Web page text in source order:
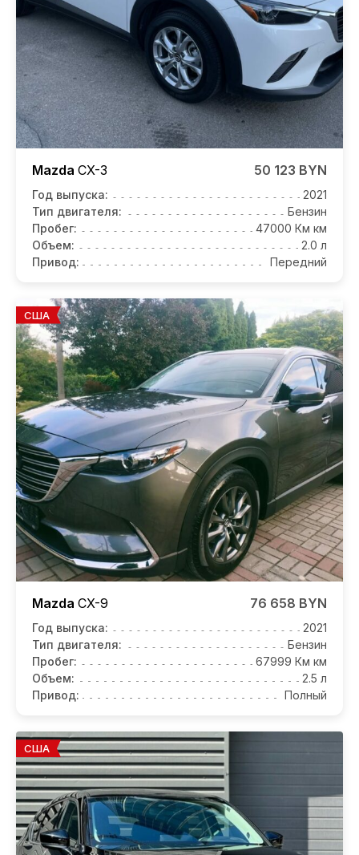
Mazda CX-3 50 123 BYN
Год выпуска:
2021
Тип двигателя:
Бензин
Пробег:
47000 Км км
Объем:
2.0 л
Привод:
Передний
США
Mazda CX-9 76 658 BYN
Год выпуска:
2021
Тип двигателя:
Бензин
Пробег:
67999 Км км
Объем:
2.5 л
Привод:
Полный
США